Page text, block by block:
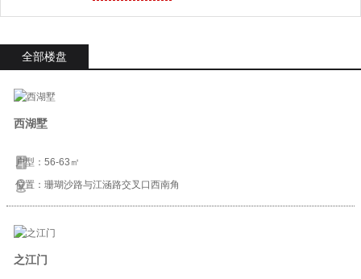
全部楼盘
西湖墅
户型：56-63㎡
位置：珊瑚沙路与江涵路交叉口西南角
之江门